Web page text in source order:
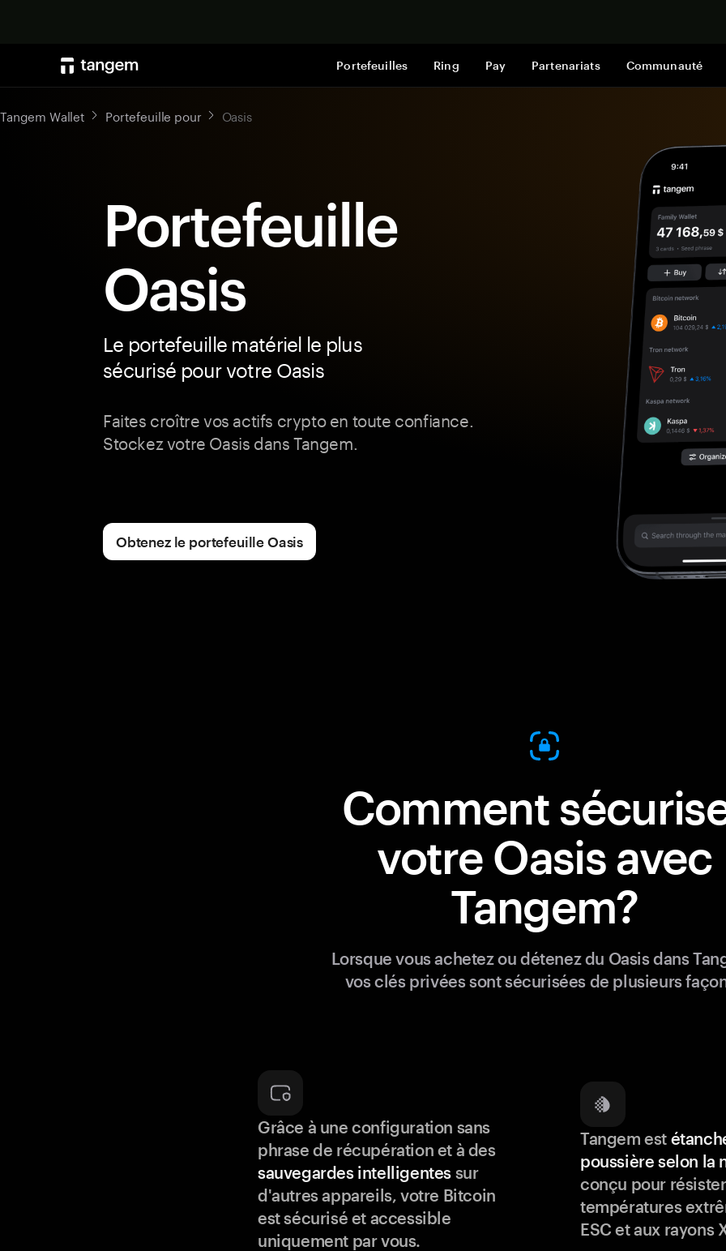
Portefeuilles Ring Pay Partenariats Communauté
Tangem Wallet Portefeuille pour Oasis
Portefeuille
Oasis
Le portefeuille matériel le plus
sécurisé pour votre Oasis
Faites croître vos actifs crypto en toute confiance.
Stockez votre Oasis dans Tangem.
Obtenez le portefeuille Oasis
Comment
votre Oasis avec
Tangem?
Lorsque vous achetez ou détenez du Oasis dans
vos clés privées sont sécurisées de plusieurs
Grâce à une configuration sans
phrase de récupération et à des
sauvegardes intelligentes sur
d'autres appareils, votre Bitcoin
est sécurisé et accessible
uniquement par vous.
Tangem est
poussière selon la
conçu pour
températures
ESC et aux rayons